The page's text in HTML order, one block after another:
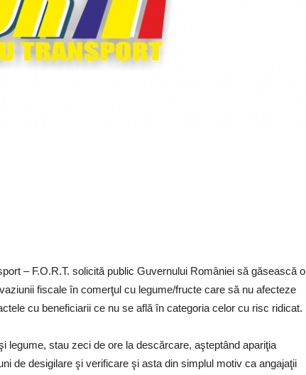
– F.O.R.T. solicită public Guvernului României să găsească o
fiscale în comerţul cu legume/fructe care să nu afecteze
cu beneficiarii ce nu se află în categoria celor cu risc ridicat.
legume, stau zeci de ore la descărcare, aşteptând apariţia
de desigilare şi verificare şi asta din simplul motiv ca angajaţii